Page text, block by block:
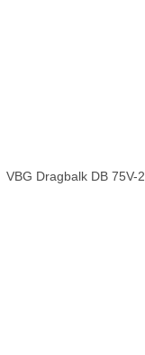
VBG Dragbalk DB 75V-2